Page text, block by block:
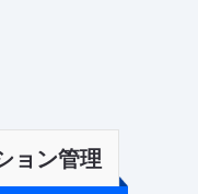
ョン管理